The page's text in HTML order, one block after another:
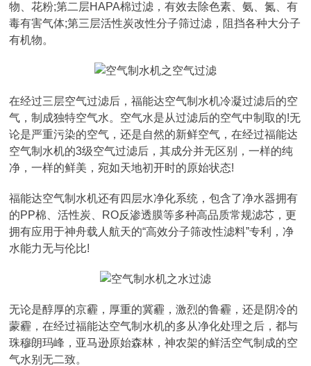
物、花粉;第二层HAPA棉过滤，有效去除色素、氨、氮、有
毒有害气体;第三层活性炭改性分子筛过滤，阻挡各种大分子
有机物。
在经过三层空气过滤后，福能达空气制水机冷凝过滤后的空
气，制成独特空气水。空气水是从过滤后的空气中制取的!无
论是严重污染的空气，还是自然的新鲜空气，在经过福能达
空气制水机的3级空气过滤后，其成分并无区别，一样的纯
净，一样的鲜美，宛如天地初开时的原始状态!
福能达空气制水机还有四层水净化系统，包含了净水器拥有
的PP棉、活性炭、RO反渗透膜等多种高品质常规滤芯，更
拥有应用于神舟载人航天的“高效分子筛改性滤料”专利，净
水能力无与伦比!
无论是醇厚的京霾，厚重的冀霾，激烈的鲁霾，还是阴冷的
蒙霾，在经过福能达空气制水机的多从净化处理之后，都与
珠穆朗玛峰，亚马逊原始森林，神农架的鲜活空气制成的空
气水别无二致。